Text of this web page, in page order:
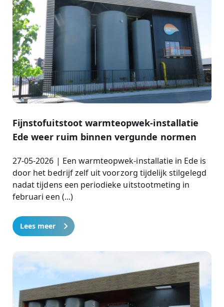
Fijnstofuitstoot warmteopwek-installatie
Ede weer ruim binnen vergunde normen
27-05-2026 | Een warmteopwek-installatie in Ede is
door het bedrijf zelf uit voorzorg tijdelijk stilgelegd
nadat tijdens een periodieke uitstootmeting in
februari een (...)
Lees meer